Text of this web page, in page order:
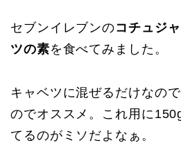
セブンイレブンのコチュジ
ツの素を食べてみました。
キャベツに混ぜるだけなの
のでオススメ。これ用に
てるのがミソだよなぁ。